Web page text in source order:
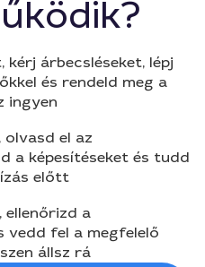
árbecsléseket, lépj
és rendeld meg a
ingyen
el az
a képesítéseket és tudd
előtt
ellenőrizd a
vedd fel a megfelelő
állsz rá